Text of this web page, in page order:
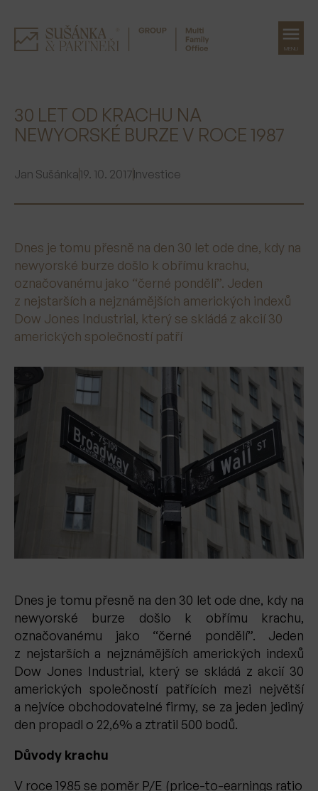
obsah
MENU
30 LET OD KRACHU NA
NEWYORSKÉ BURZE V ROCE 1987
Jan Sušánka19. 10. 2017Investice
Dnes je tomu přesně na den 30 let ode dne, kdy na
newyorské burze došlo k obřímu krachu,
označovanému jako “černé pondělí”. Jeden
z nejstarších a nejznámějších amerických indexů
Dow Jones Industrial, který se skládá z akcií 30
amerických společností patří
Dnes je tomu přesně na den 30 let ode dne, kdy na
newyorské burze došlo k obřímu krachu,
označovanému jako “černé pondělí”. Jeden
z nejstarších a nejznámějších amerických indexů
Dow Jones Industrial, který se skládá z akcií 30
amerických společností patřících mezi největší
a nejvíce obchodovatelné firmy, se za jeden jediný
den propadl o 22,6% a ztratil 500 bodů.
Důvody krachu
V roce 1985 se poměr P/E (price-to-earnings ratio